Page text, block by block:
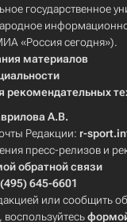
государственное
«Россия сегодня»).
материалов
рекомендательных
А.В.
Редакции: r-
пресс-релизов и
обратной связи
645-6601
или сообщить